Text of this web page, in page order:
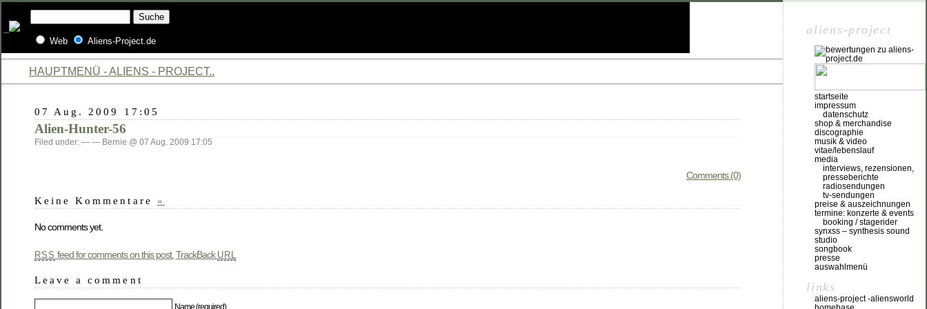
Web Aliens-Project.de
HAUPTMENÜ - ALIENS - PROJECT..
07 Aug. 2009 17:05
Alien-Hunter-56
Filed under: — — Bernie @ 07 Aug. 2009 17:05
Comments (0)
Keine Kommentare »
No comments yet.
RSS feed for comments on this post. TrackBack URL
Leave a comment
Name (required)
aliens-project
startseite
impressum
datenschutz
shop & merchandise
discographie
musik & video
vitae/lebenslauf
media
interviews, rezensionen,
presseberichte
radiosendungen
tv-sendungen
preise & auszeichnungen
termine: konzerte & events
booking / stagerider
synxss – synthesis sound
studio
songbook
presse
auswahlmenü
links
aliens-project -aliensworld